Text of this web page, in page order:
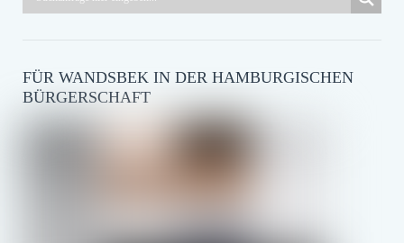
FÜR WANDSBEK IN DER HAMBURGISCHEN
BÜRGERSCHAFT